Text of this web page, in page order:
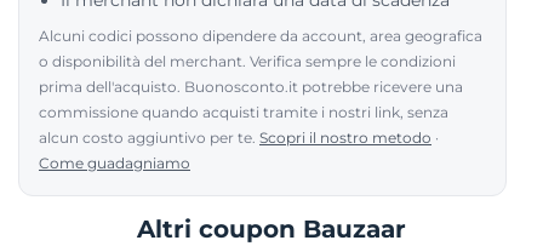
Alcuni codici possono dipendere da account, area geografica
o disponibilità del merchant. Verifica sempre le condizioni
prima dell'acquisto. Buonosconto.it potrebbe ricevere una
commissione quando acquisti tramite i nostri link, senza
alcun costo aggiuntivo per te. Scopri il nostro metodo ·
Come guadagniamo
Altri coupon Bauzaar